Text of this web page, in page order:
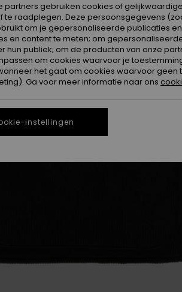
partners gebruiken cookies of
te raadplegen. Deze persoonsgegevens
om je gepersonaliseerde publicaties
en content te meten; om
hun publiek; om de producten van onze
om cookies waarvoor je
het gaat om cookies waarvoor
Ga voor meer informatie naar ons
instellingen